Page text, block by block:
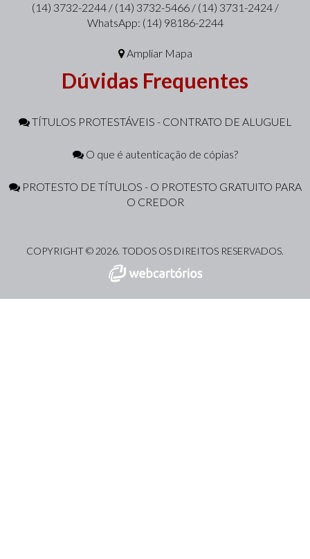
(14) 3732-2244 / (14) 3732-5466 / (14) 3731-2424 /
WhatsApp: (14) 98186-2244
Ampliar Mapa
Dúvidas Frequentes
TÍTULOS PROTESTÁVEIS - CONTRATO DE ALUGUEL
O que é autenticação de cópias?
PROTESTO DE TÍTULOS - O PROTESTO GRATUITO PARA
O CREDOR
COPYRIGHT © 2026. TODOS OS DIREITOS RESERVADOS.